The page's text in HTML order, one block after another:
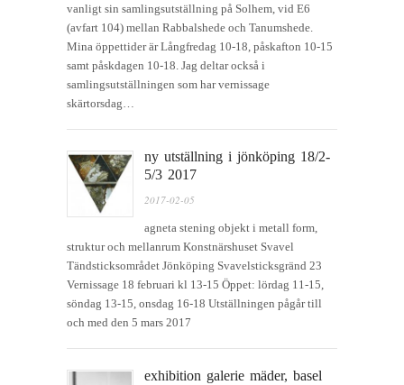
vanligt sin samlingsutställning på Solhem, vid E6
(avfart 104) mellan Rabbalshede och Tanumshede.
Mina öppettider är Långfredag 10-18, påskafton 10-15
samt påskdagen 10-18. Jag deltar också i
samlingsutställningen som har vernissage
skärtorsdag…
ny utställning i jönköping 18/2-
5/3 2017
2017-02-05
agneta stening objekt i metall form,
struktur och mellanrum Konstnärshuset Svavel
Tändsticksområdet Jönköping Svavelsticksgränd 23
Vernissage 18 februari kl 13-15 Öppet: lördag 11-15,
söndag 13-15, onsdag 16-18 Utställningen pågår till
och med den 5 mars 2017
exhibition galerie mäder, basel